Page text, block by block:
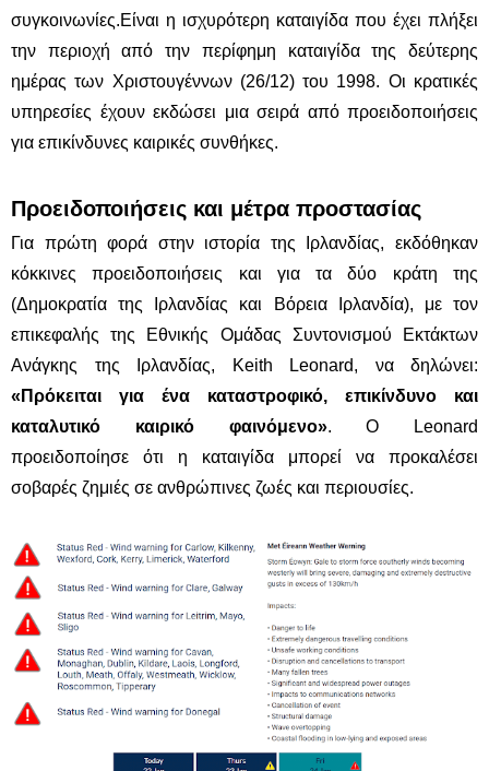
συγκοινωνίες.Είναι η ισχυρότερη καταιγίδα που έχει πλήξει
την περιοχή από την περίφημη καταιγίδα της δεύτερης
ημέρας των Χριστουγέννων (26/12) του 1998. Οι κρατικές
υπηρεσίες έχουν εκδώσει μια σειρά από προειδοποιήσεις
για επικίνδυνες καιρικές συνθήκες.
Προειδοποιήσεις και μέτρα προστασίας
Για πρώτη φορά στην ιστορία της Ιρλανδίας, εκδόθηκαν
κόκκινες προειδοποιήσεις και για τα δύο κράτη της
(Δημοκρατία της Ιρλανδίας και Βόρεια Ιρλανδία), με τον
επικεφαλής της Εθνικής Ομάδας Συντονισμού Εκτάκτων
Ανάγκης της Ιρλανδίας, Keith Leonard, να δηλώνει:
«Πρόκειται για ένα καταστροφικό, επικίνδυνο και
καταλυτικό καιρικό φαινόμενο». Ο Leonard
προειδοποίησε ότι η καταιγίδα μπορεί να προκαλέσει
σοβαρές ζημιές σε ανθρώπινες ζωές και περιουσίες.